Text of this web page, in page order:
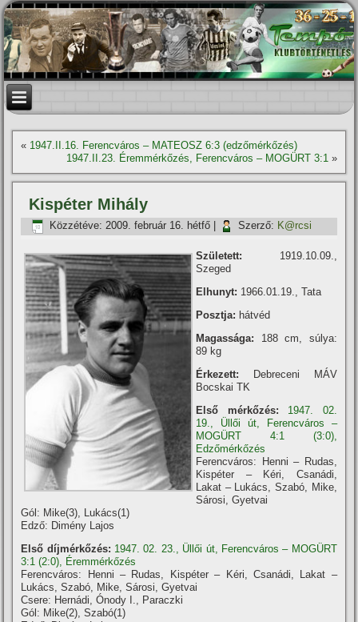
« 1947.II.16. Ferencváros – MATEOSZ 6:3 (edzőmérkőzés)
1947.II.23. Éremmérkőzés, Ferencváros – MOGÜRT 3:1»
Kispéter Mihály
Közzétéve: 2009. február 16. hétfő Szerző: K@rcsi
Született: 1919.10.09.,
Szeged
Elhunyt: 1966.01.19., Tata
Posztja: hátvéd
Magassága: 188 cm, súlya:
89 kg
Érkezett: Debreceni MÁV
Bocskai TK
Első mérkőzés: 1947. 02.
19., Üllői út, Ferencváros –
MOGÜRT 4:1 (3:0),
Edzőmérkőzés
Ferencváros: Henni – Rudas,
Kispéter – Kéri, Csanádi,
Lakat – Lukács, Szabó, Mike,
Sárosi, Gyetvai
Gól: Mike(3), Lukács(1)
Edző: Dimény Lajos
Első díjmérkőzés: 1947. 02. 23., Üllői út, Ferencváros – MOGÜRT
3:1 (2:0), Éremmérkőzés
Ferencváros: Henni – Rudas, Kispéter – Kéri, Csanádi, Lakat –
Lukács, Szabó, Mike, Sárosi, Gyetvai
Csere: Hernádi, Ónody I., Paraczki
Gól: Mike(2), Szabó(1)